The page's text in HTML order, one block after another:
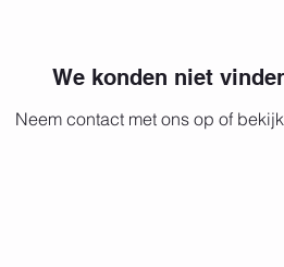
We konden niet
Neem contact met ons op of